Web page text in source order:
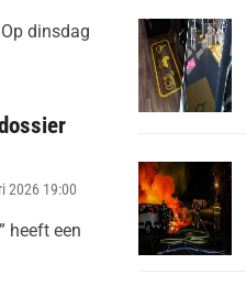
dinsdag
2026 19:00
heeft een